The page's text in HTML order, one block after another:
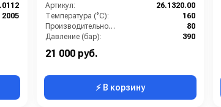
Артикул:
26.1320.00
Температура (°C):
160
Производительность (л/мин):
80
Давление (бар):
390
21 000 руб.
⚡ В корзину